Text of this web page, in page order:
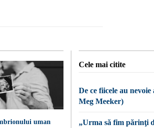
uman
Cele mai citite
De ce fiicele au
Meg Meeker)
„Urma să fim părinţi